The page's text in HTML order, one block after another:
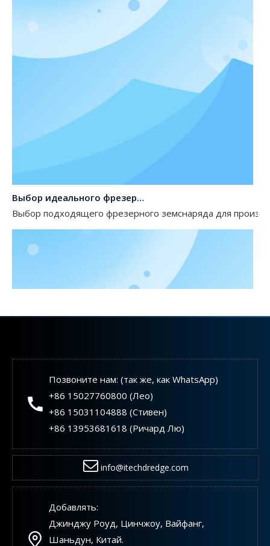
Выбор подходящего фрезерного земснаряда для
Мировой ландшафт производителей оборудования для фрезерных земснарядов
Выбор производителей оборудования для фрезерных
Позвоните нам: (так же, как WhatsApp)
+86 15027760800 (Лео)
+86 15031104888 (Стивен)
+86 13953681618 (Ричард Лю)
info@itechdredge.com
Добавлять:
Джинджу Роуд, Цинчжоу, Вайфанг,
Шаньдун, Китай.